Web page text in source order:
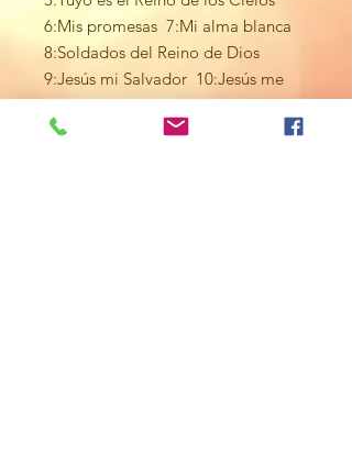
6:Mis promesas 7:Mi alma blanca
8:Soldados del Reino de Dios
9:Jesús mi Salvador 10:Jesús me
arrulla